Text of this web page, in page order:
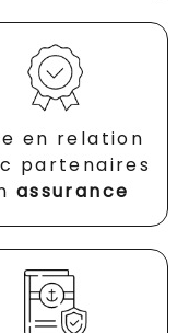
en relation
partenaires
assurance